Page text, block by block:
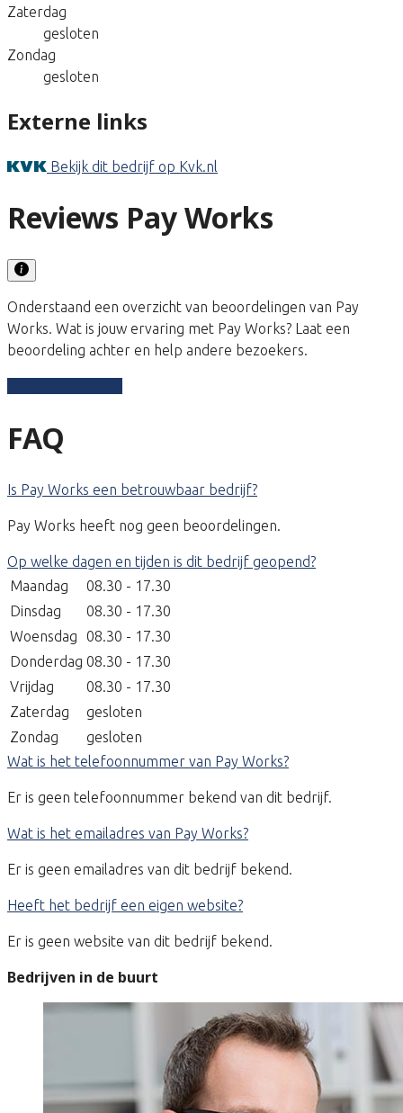
Zaterdag
gesloten
Zondag
gesloten
Externe links
Bekijk dit bedrijf op Kvk.nl
Reviews Pay Works
Onderstaand een overzicht van beoordelingen van Pay
Works. Wat is jouw ervaring met Pay Works? Laat een
beoordeling achter en help andere bezoekers.
FAQ
Is Pay Works een betrouwbaar bedrijf?
Pay Works heeft nog geen beoordelingen.
Op welke dagen en tijden is dit bedrijf geopend?
Maandag
08.30 - 17.30
Dinsdag
08.30 - 17.30
Woensdag
08.30 - 17.30
Donderdag 08.30 - 17.30
Vrijdag
08.30 - 17.30
Zaterdag
gesloten
Zondag
gesloten
Wat is het telefoonnummer van Pay Works?
Er is geen telefoonnummer bekend van dit bedrijf.
Wat is het emailadres van Pay Works?
Er is geen emailadres van dit bedrijf bekend.
Heeft het bedrijf een eigen website?
Er is geen website van dit bedrijf bekend.
Bedrijven in de buurt